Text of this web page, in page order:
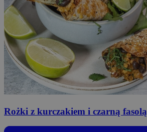
Rożki z kurczakiem i czarną fasolą